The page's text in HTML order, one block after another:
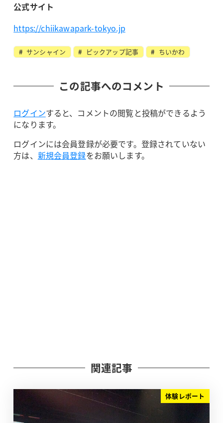
公式サイト
https://chiikawapark-tokyo.jp
サンシャイン ピックアップ記事 ちいかわ
この記事へのコメント
ログインすると、コメントの閲覧と投稿ができるよう
になります。
ログインには会員登録が必要です。登録されていない
方は、 新規会員登録をお願いします。
関連記事
体験レポート